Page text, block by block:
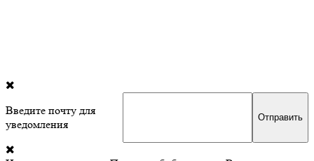
Введите почту для
уведомления